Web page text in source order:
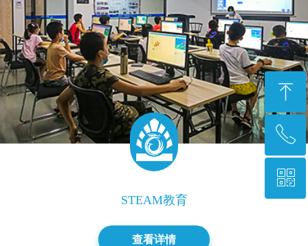
STEAM教育
查看详情
ꁸ
回到顶部
ꂅ
0769-87777455转2504
ꀥ